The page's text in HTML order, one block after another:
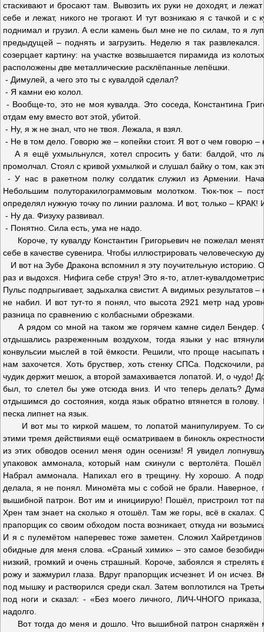
стаскивают и бросают там. Вывозить их руки не доходят, и
себе и лежат, никого не трогают. И тут возникаю я с тачкой и с
поднимал и грузил. А если камень был мне не по силам, то я
предыдущей – поднять и загрузить. Неделю я так
созерцает картину: на участке возвышается пирамида из
расположены две металлические расклёпанные лепёшки.
- Димулей, а чего это ты с кувалдой сделал?
- Я камни ею колол.
- Вообще-то, это не моя кувалда. Это соседа, Константина
отдам ему вместо вот этой, убитой.
- Ну, я ж не знал, что не твоя. Лежала, я взял.
- Не в том дело. Говорю же – копейки стоит. Я вот о чем говорю
А я ещё ухмыльнулся, хотел спросить у бати: балдой, что
промолчал. Стоял с кривой ухмылкой и слушал байку о том, как
- У нас в ракетном полку солдатик служил из Армении.
Небольшим полуторакилограммовым молотком. Тюк-тюк –
определял нужную точку по линии разлома. И вот, только –
- Ну да. Физуху развивал.
- Понятно. Сила есть, ума не надо.
Короче, ту кувалду Константин Григорьевич не пожелал
себе в качестве сувенира. Чтобы иллюстрировать человеческую
И вот на Зубе Дракона вспомнил я эту поучительную историю.
раз и выдохся. Нифига себе струя! Это я-то, атлет-
Пульс подпрыгивает, задыхалка свистит. А видимых
не набил. И вот тут-то я понял, что высота 2921 метр над
разница по сравнению с колбасными обрезками.
А рядом со мной на таком же горячем камне сидел Бендер.
отдышались разреженным воздухом, тогда языки у нас
конвульсии мыслей в той ёмкости. Решили, что проще
нам захочется. Хоть бруствер, хоть стенку СПСа.
чудик держит мешок, а второй замахивается лопатой. И, о чудо!
был, то слетел бы уже отсюда вниз. И что теперь делать?
отдышимся до состояния, когда язык обратно втянется в
песка липнет на язык.
И вот мы то киркой машем, то лопатой манипулируем. То
этими тремя действиями ещё осматриваем в бинокль
из этих обводов осенил меня один осенизм! Я увидел
упаковок аммонала, который нам скинули с вертолёта.
Набрал аммонала. Напихал его в трещину. Ну хорошо. А
делала, я не понял. Миномёта мы с собой не брали. Наверное,
вышибной патрон. Вот им и инициирую! Пошёл, пристроил тот
Хрен там знает на сколько я отошёл. Там же горы, всё в
прапорщик со своим обходом поста возникает, откуда ни
И я с пулемётом наперевес тоже заметен. Сложил
обидные для меня слова. «Сраный химик» – это самое
низкий, громкий и очень страшный. Короче, забоялся я
рожу и зажмурил глаза. Вдруг прапорщик исчезнет. И он
под мышку и растворился среди скал. Затем воплотился на
под ноги и сказал: - «Без моего личного, ЛИЧ-ЧНОГО
надолго.
Вот тогда до меня и дошло. Что вышибной патрон снаряжён